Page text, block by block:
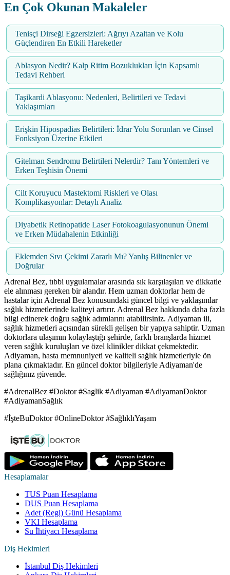
En Çok Okunan Makaleler
Tenisçi Dirseği Egzersizleri: Ağrıyı Azaltan ve Kolu
Güçlendiren En Etkili Hareketler
Ablasyon Nedir? Kalp Ritim Bozuklukları İçin Kapsamlı
Tedavi Rehberi
Taşikardi Ablasyonu: Nedenleri, Belirtileri ve Tedavi
Yaklaşımları
Erişkin Hipospadias Belirtileri: İdrar Yolu Sorunları ve Cinsel
Fonksiyon Üzerine Etkileri
Gitelman Sendromu Belirtileri Nelerdir? Tanı Yöntemleri ve
Erken Teşhisin Önemi
Cilt Koruyucu Mastektomi Riskleri ve Olası
Komplikasyonlar: Detaylı Analiz
Diyabetik Retinopatide Laser Fotokoagulasyonunun Önemi
ve Erken Müdahalenin Etkinliği
Eklemden Sıvı Çekimi Zararlı Mı? Yanlış Bilinenler ve
Doğrular
Adrenal Bez, tıbbi uygulamalar arasında sık karşılaşılan ve dikkatle
ele alınması gereken bir alandır. Hem uzman doktorlar hem de
hastalar için Adrenal Bez konusundaki güncel bilgi ve yaklaşımlar
sağlık hizmetlerinde kaliteyi artırır. Adrenal Bez hakkında daha fazla
bilgi edinerek doğru sağlık adımlarını atabilirsiniz. Adiyaman ili,
sağlık hizmetleri açısından sürekli gelişen bir yapıya sahiptir. Uzman
doktorlara ulaşımın kolaylaştığı şehirde, farklı branşlarda hizmet
veren sağlık kuruluşları ve özel klinikler dikkat çekmektedir.
Adiyaman, hasta memnuniyeti ve kaliteli sağlık hizmetleriyle ön
plana çıkmaktadır. En güncel doktor bilgileriyle Adiyaman'de
sağlığınız güvende.
#AdrenalBez #Doktor #Saglik #Adiyaman #AdiyamanDoktor
#AdiyamanSağlık
#İşteBuDoktor #OnlineDoktor #SağlıklıYaşam
Hesaplamalar
TUS Puan Hesaplama
DUS Puan Hesaplama
Adet (Regl) Günü Hesaplama
VKI Hesaplama
Su İhtiyacı Hesaplama
Diş Hekimleri
İstanbul Diş Hekimleri